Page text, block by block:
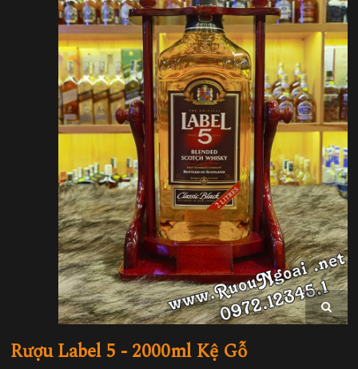
Rượu Label 5 - 2000ml Kệ Gỗ